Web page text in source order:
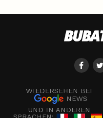
WIEDERSEHEN BEI
NEWS
UND IN ANDEREN